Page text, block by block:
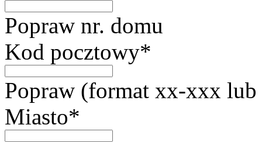
Popraw nr. domu
Kod pocztowy*
Popraw (format xx-xxx
Miasto*